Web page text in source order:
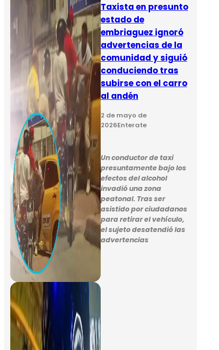
Taxista en presunto
estado de
embriaguez ignoró
advertencias de la
comunidad y siguió
conduciendo tras
subirse con el carro
al andén
2 de mayo de
2026Enterate
Un conductor de taxi
presuntamente bajo los
efectos del alcohol
invadió una zona
peatonal. Tras ser
asistido por ciudadanos
para retirar el vehículo,
el sujeto desatendió las
advertencias